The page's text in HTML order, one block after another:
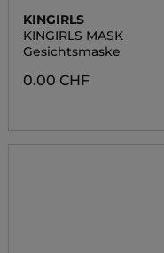
KINGIRLS
KINGIRLS MASK
Gesichtsmaske
0.00 CHF